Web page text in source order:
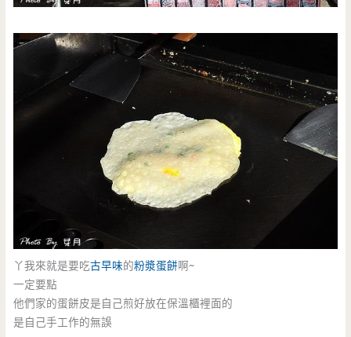
丫我來就是要吃古早味的粉漿蛋餅啊~
一定要點
他們家的蛋餅皮是自己煎好放在保溫櫃裡面的
是自己手工作的無誤